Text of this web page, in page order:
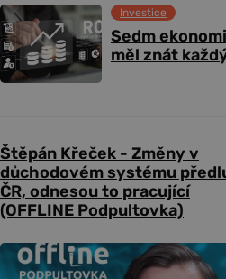
Sedm
měl znát
Investice
Štěpán Křeček - Změny v
důchodovém systému
ČR, odnesou to pracující
(OFFLINE Podpultovka)